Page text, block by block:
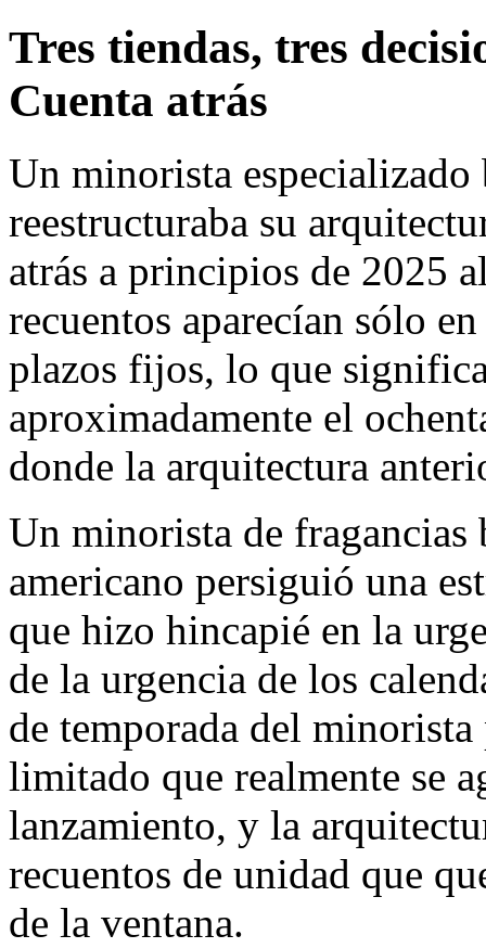
Tres tiendas, tres
Cuenta atrás
Un minorista
reestructuraba su
atrás a principios de 2025
recuentos aparecían sólo
plazos fijos, lo que
aproximadamente el
donde la arquitectura
Un minorista de
americano persiguió una
que hizo hincapié en la
de la urgencia de los
de temporada del
limitado que realmente se
lanzamiento, y la
recuentos de unidad que
de la ventana.